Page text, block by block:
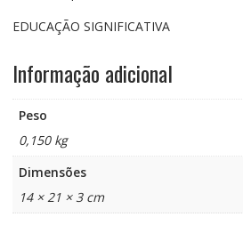
EDUCAÇÃO SIGNIFICATIVA
Informação adicional
Peso
0,150 kg
Dimensões
14 × 21 × 3 cm